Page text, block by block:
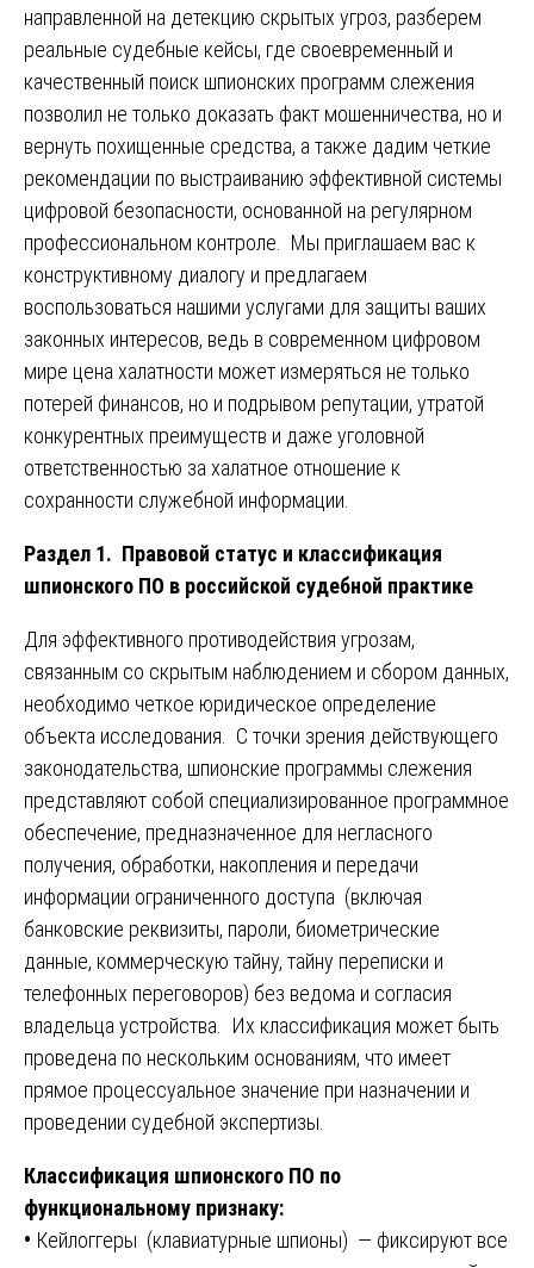
направленной на детекцию скрытых угроз, разберем
реальные судебные кейсы, где своевременный и
качественный поиск шпионских программ слежения
позволил не только доказать факт мошенничества, но и
вернуть похищенные средства, а также дадим четкие
рекомендации по выстраиванию эффективной системы
цифровой безопасности, основанной на регулярном
профессиональном контроле. Мы приглашаем вас к
конструктивному диалогу и предлагаем
воспользоваться нашими услугами для защиты ваших
законных интересов, ведь в современном цифровом
мире цена халатности может измеряться не только
потерей финансов, но и подрывом репутации, утратой
конкурентных преимуществ и даже уголовной
ответственностью за халатное отношение к
сохранности служебной информации.
Раздел 1. Правовой статус и классификация
шпионского ПО в российской судебной практике
Для эффективного противодействия угрозам,
связанным со скрытым наблюдением и сбором данных,
необходимо четкое юридическое определение
объекта исследования. С точки зрения действующего
законодательства, шпионские программы слежения
представляют собой специализированное программное
обеспечение, предназначенное для негласного
получения, обработки, накопления и передачи
информации ограниченного доступа (включая
банковские реквизиты, пароли, биометрические
данные, коммерческую тайну, тайну переписки и
телефонных переговоров) без ведома и согласия
владельца устройства. Их классификация может быть
проведена по нескольким основаниям, что имеет
прямое процессуальное значение при назначении и
проведении судебной экспертизы.
Классификация шпионского ПО по
функциональному признаку:
• Кейлоггеры (клавиатурные шпионы) — фиксируют все